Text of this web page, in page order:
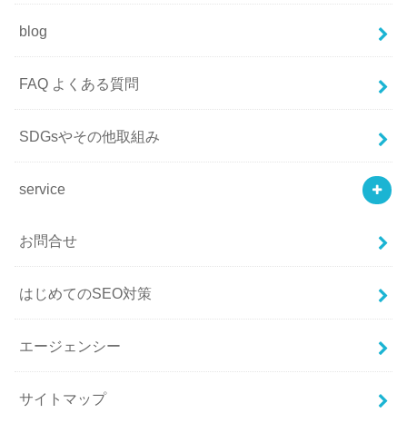
blog
FAQ よくある質問
SDGsやその他取組み
service
お問合せ
はじめてのSEO対策
エージェンシー
サイトマップ